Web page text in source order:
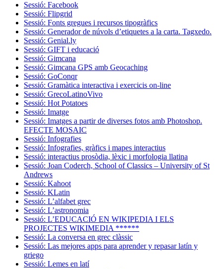
Sessió: Facebook
Sessió: Flipgrid
Sessió: Fonts gregues i recursos tipogràfics
Sessió: Generador de núvols d’etiquetes a la carta. Tagxedo.
Sessió: Genial.ly
Sessió: GIFT i educació
Sessió: Gimcana
Sessió: Gimcana GPS amb Geocaching
Sessió: GoConqr
Sessió: Gramàtica interactiva i exercicis on-line
Sessió: GrecoLatinoVivo
Sessió: Hot Potatoes
Sessió: Imatge
Sessió: Imatges a partir de diverses fotos amb Photoshop.
EFECTE MOSAIC
Sessió: Infografies
Sessió: Infografies, gràfics i mapes interactius
Sessió: interactius prosòdia, lèxic i morfologia llatina
Sessió: Joan Coderch, School of Classics – University of St
Andrews
Sessió: Kahoot
Sessió: KLatin
Sessió: L’alfabet grec
Sessió: L’astronomia
Sessió: L’EDUCACIÓ EN WIKIPEDIA I ELS
PROJECTES WIKIMEDIA ******
Sessió: La conversa en grec clàssic
Sessió: Las mejores apps para aprender y repasar latín y
griego
Sessió: Lemes en latí